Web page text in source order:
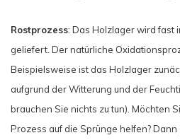
Rostprozess: Das Holzlager wird fast
geliefert. Der natürliche
Beispielsweise ist das Holzlager
aufgrund der Witterung und der
brauchen Sie nichts zu tun). Möchten
Prozess auf die Sprünge helfen?